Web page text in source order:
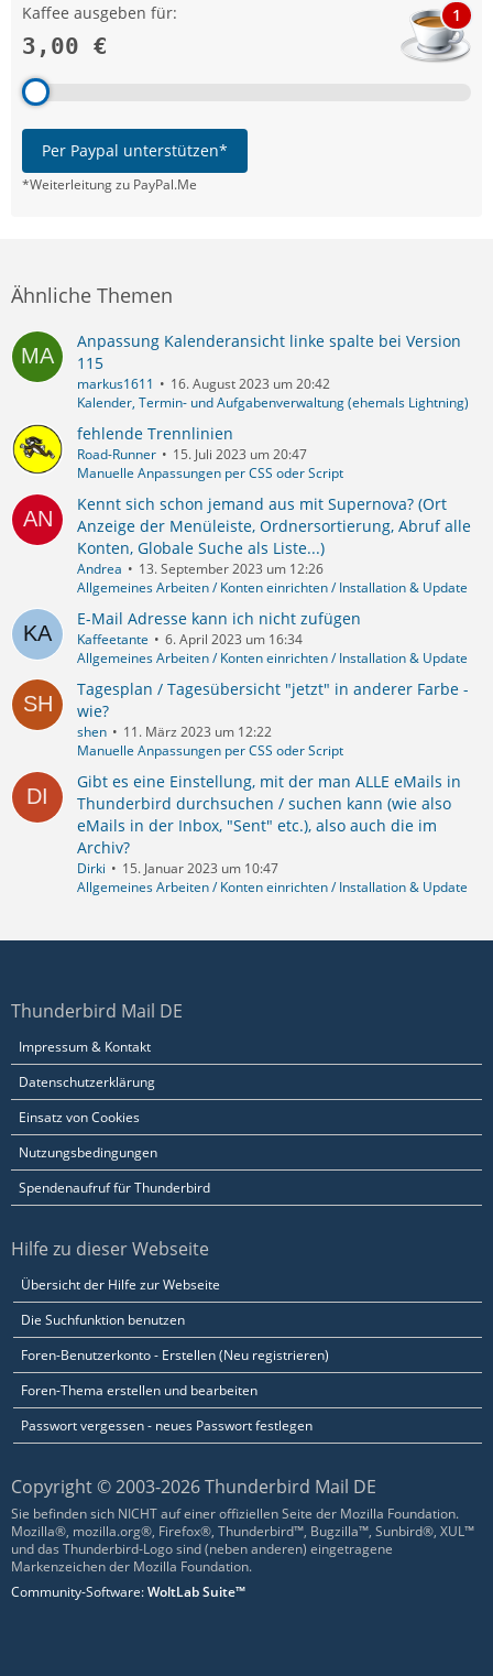
Kaffee ausgeben für:
3,00 €
1
Per Paypal unterstützen*
*Weiterleitung zu PayPal.Me
Ähnliche Themen
Anpassung Kalenderansicht linke spalte bei Version
115
markus1611
16. August 2023 um 20:42
Kalender, Termin- und Aufgabenverwaltung (ehemals Lightning)
fehlende Trennlinien
Road-Runner
15. Juli 2023 um 20:47
Manuelle Anpassungen per CSS oder Script
Kennt sich schon jemand aus mit Supernova? (Ort
Anzeige der Menüleiste, Ordnersortierung, Abruf alle
Konten, Globale Suche als Liste...)
Andrea
13. September 2023 um 12:26
Allgemeines Arbeiten / Konten einrichten / Installation & Update
E-Mail Adresse kann ich nicht zufügen
Kaffeetante
6. April 2023 um 16:34
Allgemeines Arbeiten / Konten einrichten / Installation & Update
Tagesplan / Tagesübersicht "jetzt" in anderer Farbe -
wie?
shen
11. März 2023 um 12:22
Manuelle Anpassungen per CSS oder Script
Gibt es eine Einstellung, mit der man ALLE eMails in
Thunderbird durchsuchen / suchen kann (wie also
eMails in der Inbox, "Sent" etc.), also auch die im
Archiv?
Dirki
15. Januar 2023 um 10:47
Allgemeines Arbeiten / Konten einrichten / Installation & Update
Thunderbird Mail DE
Impressum & Kontakt
Datenschutzerklärung
Einsatz von Cookies
Nutzungsbedingungen
Spendenaufruf für Thunderbird
Hilfe zu dieser Webseite
Übersicht der Hilfe zur Webseite
Die Suchfunktion benutzen
Foren-Benutzerkonto - Erstellen (Neu registrieren)
Foren-Thema erstellen und bearbeiten
Passwort vergessen - neues Passwort festlegen
Copyright © 2003-2026 Thunderbird Mail DE
Sie befinden sich NICHT auf einer offiziellen Seite der Mozilla Foundation.
Mozilla®, mozilla.org®, Firefox®, Thunderbird™, Bugzilla™, Sunbird®, XUL™
und das Thunderbird-Logo sind (neben anderen) eingetragene
Markenzeichen der Mozilla Foundation.
Community-Software:WoltLab Suite™